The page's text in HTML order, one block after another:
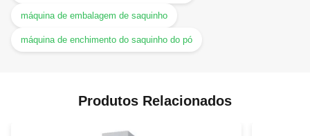
máquina de embalagem de saquinho
máquina de enchimento do saquinho do pó
Produtos Relacionados